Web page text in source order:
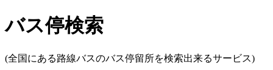
バス停検索
(全国にある路線バスのバス停留所を検索出来るサービス)